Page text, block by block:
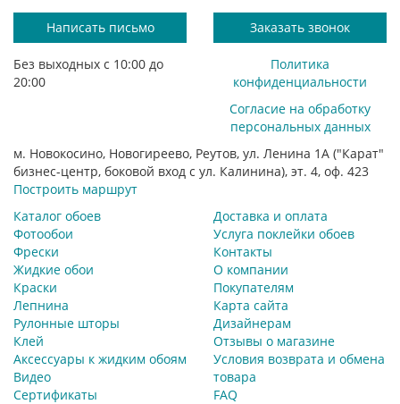
Написать письмо Заказать звонок
Без выходных с 10:00 до
20:00
Политика
конфиденциальности
Согласие на обработку
персональных данных
м. Новокосино, Новогиреево, Реутов, ул. Ленина 1А ("Карат"
бизнес-центр, боковой вход с ул. Калинина), эт. 4, оф. 423
Построить маршрут
Каталог обоев
Фотообои
Фрески
Жидкие обои
Краски
Лепнина
Рулонные шторы
Клей
Аксессуары к жидким обоям
Видео
Сертификаты
Доставка и оплата
Услуга поклейки обоев
Контакты
О компании
Покупателям
Карта сайта
Дизайнерам
Отзывы о магазине
Условия возврата и обмена
товара
FAQ